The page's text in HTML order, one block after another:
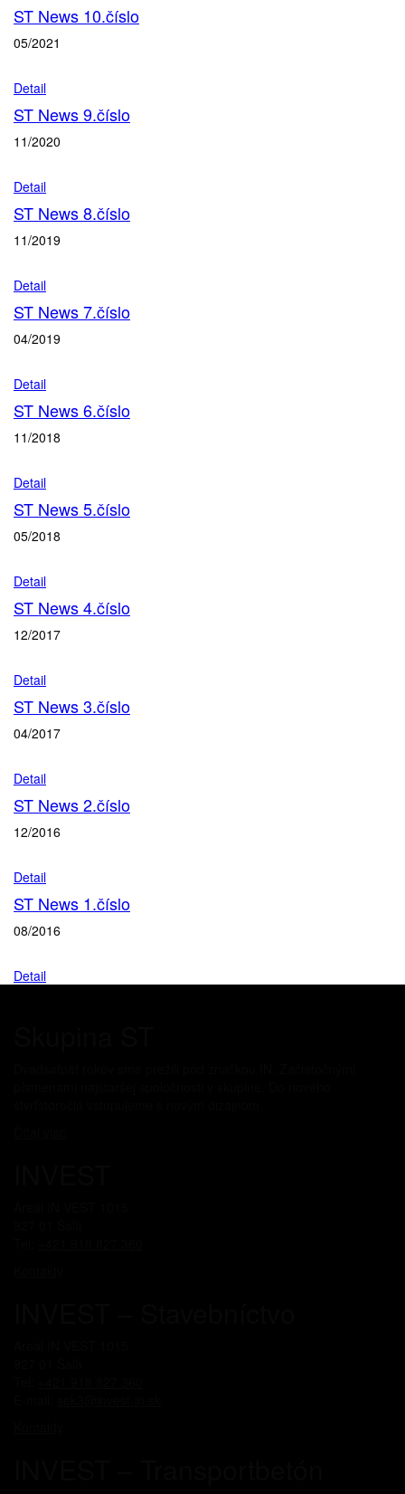
ST News 10.číslo
05/2021
Detail
ST News 9.číslo
11/2020
Detail
ST News 8.číslo
11/2019
Detail
ST News 7.číslo
04/2019
Detail
ST News 6.číslo
11/2018
Detail
ST News 5.číslo
05/2018
Detail
ST News 4.číslo
12/2017
Detail
ST News 3.číslo
04/2017
Detail
ST News 2.číslo
12/2016
Detail
ST News 1.číslo
08/2016
Detail